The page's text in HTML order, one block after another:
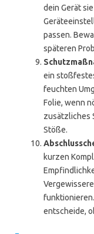
dein Gerät
passen.
späteren
ein
feuchten
Folie, wenn
zusätzliches
Stöße.
kurzen
entscheide,